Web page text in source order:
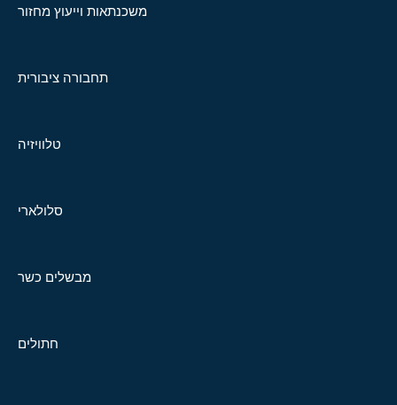
משכנתאות וייעוץ מחזור
תחבורה ציבורית
טלוויזיה
סלולארי
מבשלים כשר
חתולים